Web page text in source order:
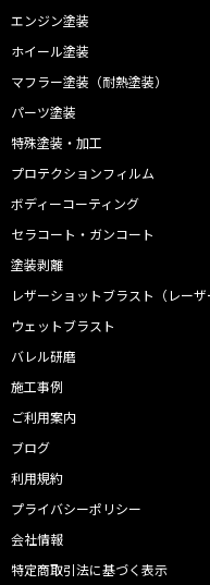
エンジン塗装
ホイール塗装
マフラー塗装（耐熱塗装）
パーツ塗装
特殊塗装・加工
プロテクションフィルム
ボディーコーティング
セラコート・ガンコート
塗装剥離
レザーショットブラスト（レーザ
ウェットブラスト
バレル研磨
施工事例
ご利用案内
ブログ
利用規約
プライバシーポリシー
会社情報
特定商取引法に基づく表示